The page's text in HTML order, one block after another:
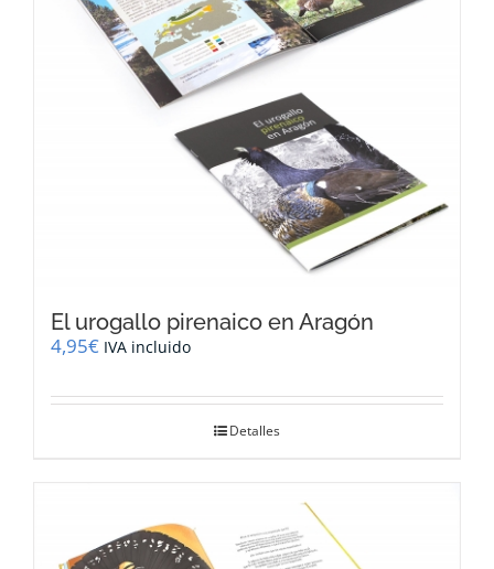
El urogallo pirenaico en Aragón
4,95€ IVA incluido
Detalles